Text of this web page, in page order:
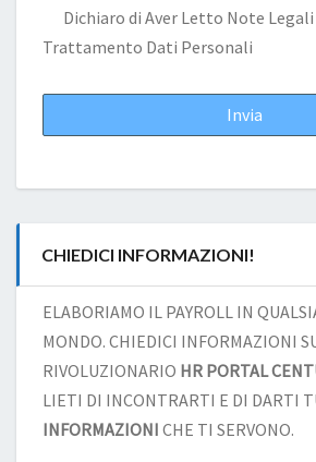
Dichiaro di Aver Letto Note Legali
Trattamento Dati Personali
CHIEDICI INFORMAZIONI!
ELABORIAMO IL PAYROLL IN
MONDO. CHIEDICI INFORMAZIONI
RIVOLUZIONARIO HR PORTAL
LIETI DI INCONTRARTI E DI DARTI
INFORMAZIONI CHE TI SERVONO.